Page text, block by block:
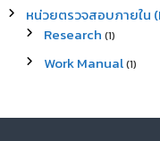
หน่วยตรวจสอบภายใ
Research (1)
Work Manual(1)